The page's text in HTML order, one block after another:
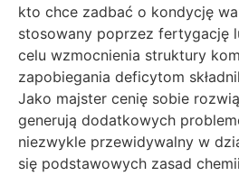
kto chce zadbać o kondycję
stosowany poprzez fertygację
celu wzmocnienia struktury
zapobiegania deficytom
Jako majster cenię sobie
generują dodatkowych
niezwykle przewidywalny w
się podstawowych zasad